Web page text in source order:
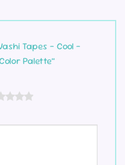
Tapes – Cool –
Palette”